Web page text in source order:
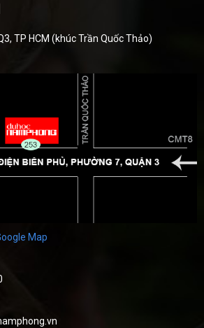
TP HCM (khúc Trần Quốc Thảo)
Map